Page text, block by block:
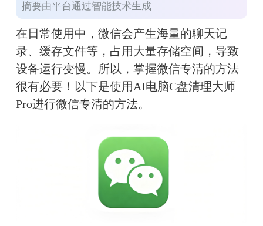
摘要由平台通过智能技术生成
在日常使用中，微信会产生海量的聊天记
录、缓存文件等，占用大量存储空间，导致
设备运行变慢。所以，掌握微信专清的方法
很有必要！以下是使用AI电脑C盘清理大师
Pro进行微信专清的方法。